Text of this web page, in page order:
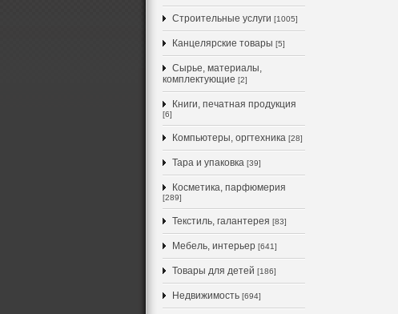
Строительные услуги [1005]
Канцелярские товары [5]
Сырье, материалы,
комплектующие [2]
Книги, печатная продукция
[6]
Компьютеры, оргтехника [28]
Тара и упаковка [39]
Косметика, парфюмерия
[289]
Текстиль, галантерея [83]
Мебель, интерьер [641]
Товары для детей [186]
Недвижимость [694]